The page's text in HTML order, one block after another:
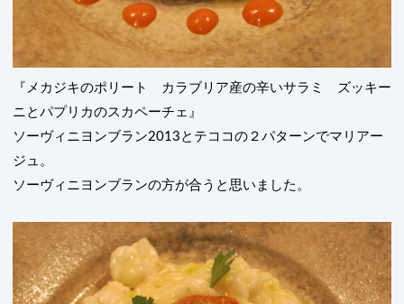
『メカジキのポリート カラブリア産の辛いサラミ ズッキー
ニとパプリカのスカペーチェ』
ソーヴィニヨンブラン2013 とテココの２パターンでマリアー
ジュ。
ソーヴィニヨンブランの方が合うと思いました。